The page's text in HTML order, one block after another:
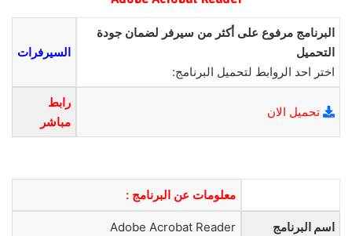
البرنامج مرفوع على أكثر من سيرفر لضمان جودة
التحميل
اختر احد الروابط لتحميل البرنامج:
السيرفرات
تحميل الان
رابط
مباشر
معلومات عن البرنامج :
اسم البرنامج Adobe Acrobat Reader